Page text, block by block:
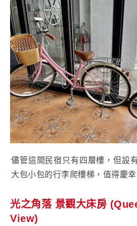
儘管這間民宿只有四層樓，但設
大包小包的行李爬樓梯，值得慶幸
光之角落 景觀大床房
View)